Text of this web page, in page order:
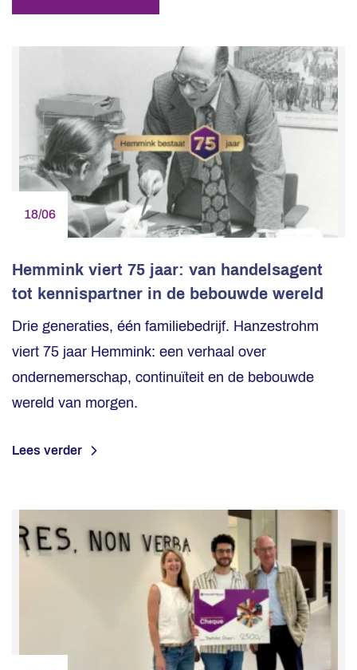
18/06
Hemmink viert 75 jaar: van handelsagent
tot kennispartner in de bebouwde wereld
Drie generaties, één familiebedrijf. Hanzestrohm
viert 75 jaar Hemmink: een verhaal over
ondernemerschap, continuïteit en de bebouwde
wereld van morgen.
Lees verder